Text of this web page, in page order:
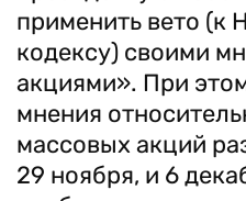
применить вето (к
кодексу) своими
акциями». При
мнения
массовых акций
29 ноября, и 6